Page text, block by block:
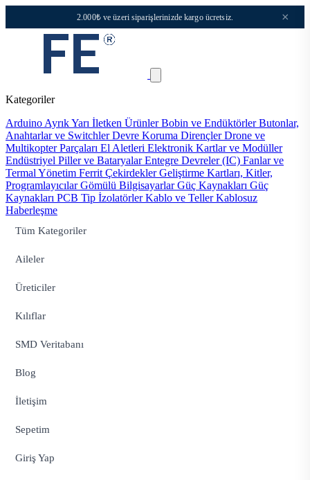
2.000₺ ve üzeri siparişlerinizde kargo ücretsiz. ×
Kategoriler
Arduino Ayrık Yarı İletken ÜrünlerBobin ve EndüktörlerButonlar,
Anahtarlar ve SwitchlerDevre Koruma DirençlerDrone ve
Multikopter Parçaları El Aletleri Elektronik Kartlar ve Modüller
Endüstriyel Piller ve BataryalarEntegre Devreler (IC) Fanlar ve
Termal Yönetim Ferrit ÇekirdeklerGeliştirme Kartları, Kitler,
ProgramlayıcılarGömülü BilgisayarlarGüç Kaynakları Güç
Kaynakları PCB Tip İzolatörlerKablo ve TellerKablosuz
Haberleşme
Tüm Kategoriler
Aileler
Üreticiler
Kılıflar
SMD Veritabanı
Blog
İletişim
Sepetim
Giriş Yap